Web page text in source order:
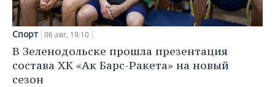
Спорт 06 авг, 19:10
В Зеленодольске прошла презентация
состава ХК «Ак Барс-Ракета» на новый
сезон